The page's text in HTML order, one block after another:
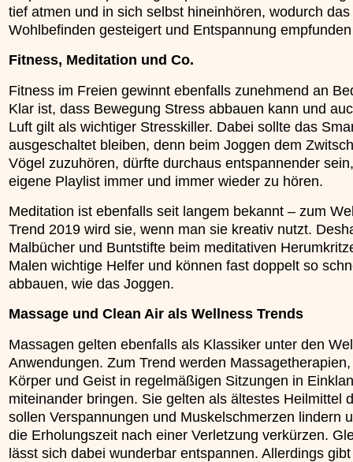
tief atmen und in sich selbst hineinhören, wodurch das
Wohlbefinden gesteigert und Entspannung
Fitness, Meditation und Co.
Fitness im Freien gewinnt ebenfalls zunehmend an
Klar ist, dass Bewegung Stress abbauen kann und
Luft gilt als wichtiger Stresskiller. Dabei sollte das
ausgeschaltet bleiben, denn beim Joggen dem
Vögel zuzuhören, dürfte durchaus entspannender
eigene Playlist immer und immer wieder zu hören.
Meditation ist ebenfalls seit langem bekannt – zum
Trend 2019 wird sie, wenn man sie kreativ nutzt.
Malbücher und Buntstifte beim meditativen
Malen wichtige Helfer und können fast doppelt so
abbauen, wie das Joggen.
Massage und Clean Air als Wellness Trends
Massagen gelten ebenfalls als Klassiker unter den
Anwendungen. Zum Trend werden
Körper und Geist in regelmäßigen Sitzungen in
miteinander bringen. Sie gelten als ältestes Heilmittel
sollen Verspannungen und Muskelschmerzen lindern
die Erholungszeit nach einer Verletzung verkürzen.
lässt sich dabei wunderbar entspannen. Allerdings